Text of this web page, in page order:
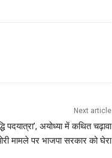
Next article
पदयात्रा’, अयोध्या में कथित चढ़ावा
मामले पर भाजपा सरकार को घेरा